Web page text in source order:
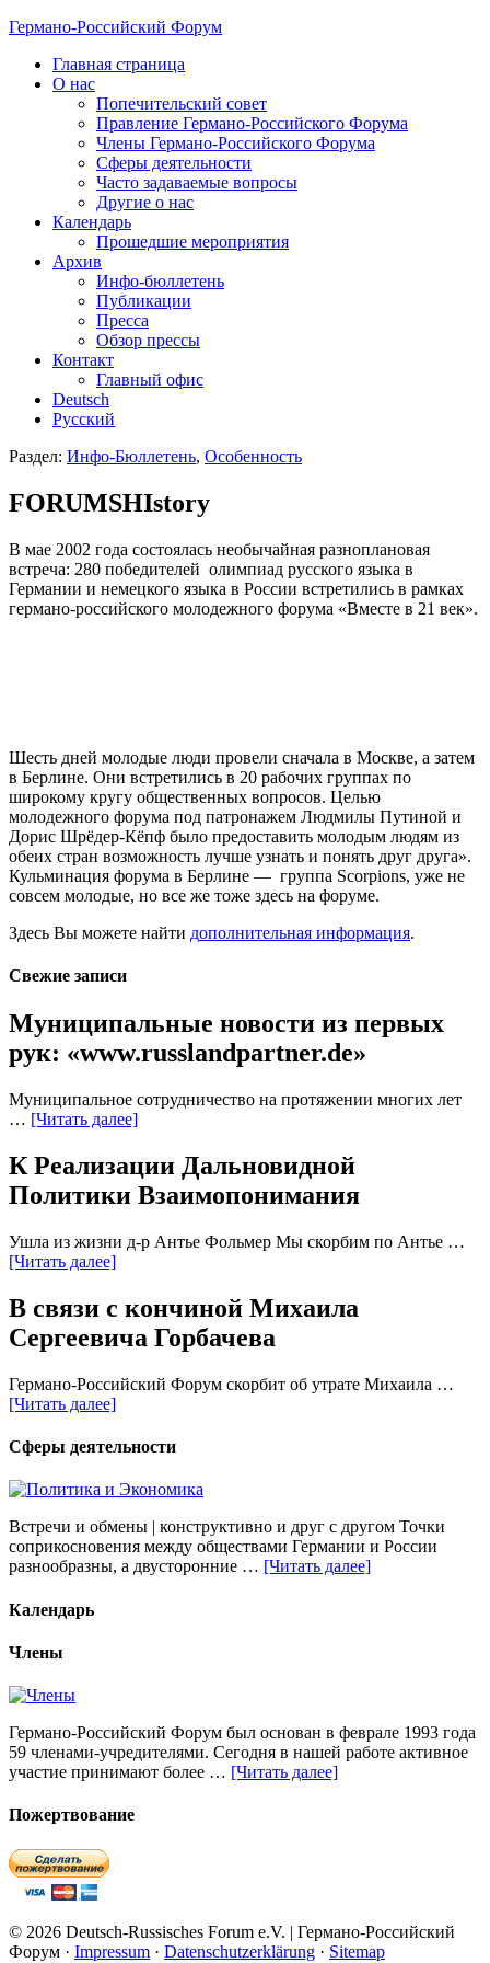
Германо-Российский Форум
Главная страница
О нас
Попечительский совет
Правление Германо-Российского Форума
Члены Германо-Российского Форума
Сферы деятельности
Часто задаваемые вопросы
Другие о нас
Календарь
Прошедшие мероприятия
Архив
Инфо-бюллетень
Публикации
Пресса
Обзор прессы
Контакт
Главный офис
Deutsch
Русский
Раздел: Инфо-Бюллетень, Особенность
FORUMSHIstory
В мае 2002 года состоялась необычайная разноплановая
встреча: 280 победителей олимпиад русского языка в
Германии и немецкого языка в России встретились в рамках
германо-российского молодежного форума «Вместе в 21 век».
Шесть дней молодые люди провели сначала в Москве, а затем
в Берлине. Они встретились в 20 рабочих группах по
широкому кругу общественных вопросов. Целью
молодежного форума под патронажем Людмилы Путиной и
Дорис Шрёдер-Кёпф было предоставить молодым людям из
обеих стран возможность лучше узнать и понять друг друга».
Кульминация форума в Берлине — группа Scorpions, уже не
совсем молодые, но все же тоже здесь на форуме.
Здесь Вы можете найти дополнительная информация.
Свежие записи
Муниципальные новости из первых
рук: «www.russlandpartner.de»
Муниципальное сотрудничество на протяжении многих лет
… [Читать далее]
К Реализации Дальновидной
Политики Взаимопонимания
Ушла из жизни д-р Антье Фольмер Мы скорбим по Антье …
[Читать далее]
В связи с кончиной Михаила
Сергеевича Горбачева
Германо-Российский Форум скорбит об утрате Михаила …
[Читать далее]
Сферы деятельности
Встречи и обмены | конструктивно и друг с другом Точки
соприкосновения между обществами Германии и России
разнообразны, а двусторонние … [Читать далее]
Календарь
Члены
Германо-Российский Форум был основан в феврале 1993 года
59 членами-учредителями. Сегодня в нашей работе активное
участие принимают более … [Читать далее]
Пожертвование
© 2026 Deutsch-Russisches Forum e.V. | Германо-Российский
Форум · Impressum · Datenschutzerklärung · Sitemap